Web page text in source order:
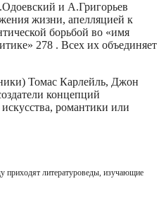
и А.Григорьев
жизни, апелляцией к
борьбой во «имя
278 . Всех их объединяет
Томас Карлейль, Джон
концепций
романтики или
приходят литературоведы, изучающие